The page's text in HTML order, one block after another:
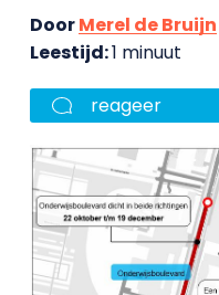
DoorMerel de Bruijn
Leestijd:1 minuut
reageer